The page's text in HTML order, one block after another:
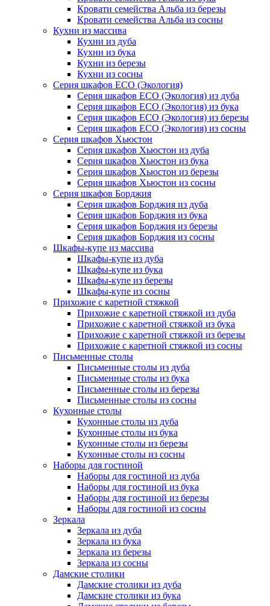
Кровати семейства Альба из березы
Кровати семейства Альба из сосны
Кухни из массива
Кухни из дуба
Кухни из бука
Кухни из березы
Кухни из сосны
Серия шкафов ECO (Экология)
Серия шкафов ECO (Экология) из дуба
Серия шкафов ECO (Экология) из бука
Серия шкафов ECO (Экология) из березы
Серия шкафов ECO (Экология) из сосны
Серия шкафов Хьюстон
Серия шкафов Хьюстон из дуба
Серия шкафов Хьюстон из бука
Серия шкафов Хьюстон из березы
Серия шкафов Хьюстон из сосны
Серия шкафов Борджия
Серия шкафов Борджия из дуба
Серия шкафов Борджия из бука
Серия шкафов Борджия из березы
Серия шкафов Борджия из сосны
Шкафы-купе из массива
Шкафы-купе из дуба
Шкафы-купе из бука
Шкафы-купе из березы
Шкафы-купе из сосны
Прихожие с каретной стяжкой
Прихожие с каретной стяжкой из дуба
Прихожие с каретной стяжкой из бука
Прихожие с каретной стяжкой из березы
Прихожие с каретной стяжкой из сосны
Письменные столы
Письменные столы из дуба
Письменные столы из бука
Письменные столы из березы
Письменные столы из сосны
Кухонные столы
Кухонные столы из дуба
Кухонные столы из бука
Кухонные столы из березы
Кухонные столы из сосны
Наборы для гостиной
Наборы для гостиной из дуба
Наборы для гостиной из бука
Наборы для гостиной из березы
Наборы для гостиной из сосны
Зеркала
Зеркала из дуба
Зеркала из бука
Зеркала из березы
Зеркала из сосны
Дамские столики
Дамские столики из дуба
Дамские столики из бука